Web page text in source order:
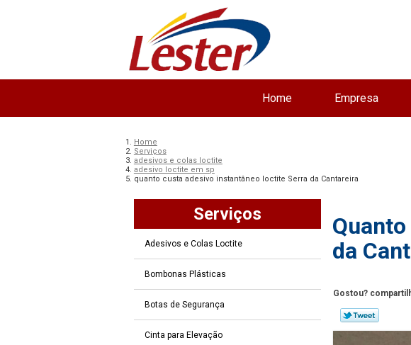
Home Empresa
Home
Serviços
adesivos e colas loctite
adesivo loctite em sp
quanto custa adesivo instantâneo loctite Serra da Cantareira
Serviços
Adesivos e Colas Loctite
Bombonas Plásticas
Botas de Segurança
Cinta para Elevação
da
Gostou?